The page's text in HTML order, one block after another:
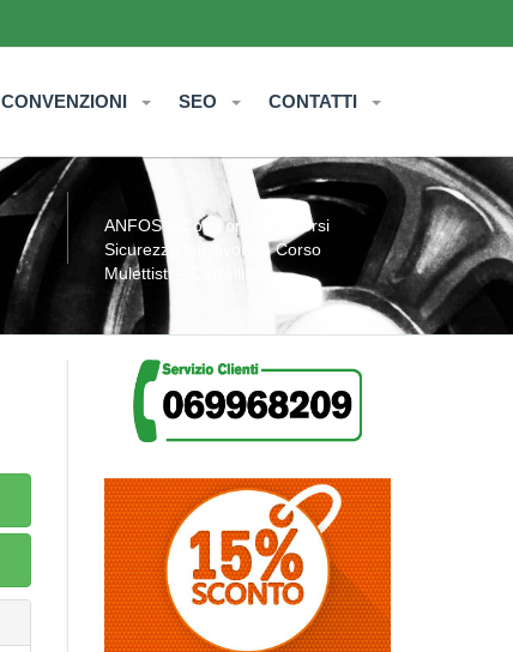
CONVENZIONI SEO CONTATTI
ANFOS» Corsi online
Corsi
Sicurezza sul lavoro
» Corso
Mulettisti – Carrellisti